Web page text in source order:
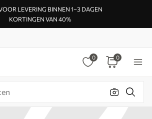
LEVERING BINNEN 1–3 DAGEN
KORTINGEN VAN 40%
0 0